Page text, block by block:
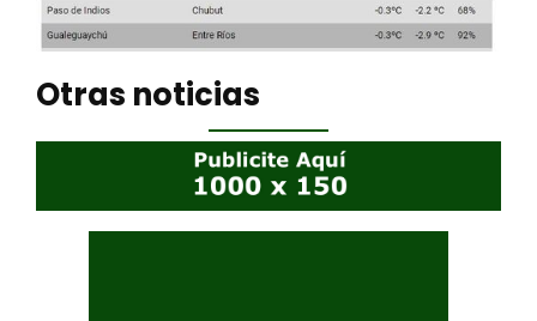
Otras noticias